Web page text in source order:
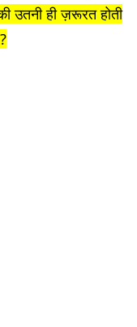
उतनी ही ज़रूरत होती